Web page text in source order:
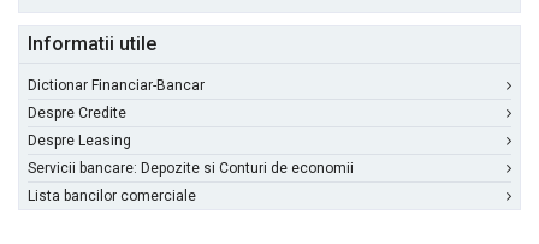
Informatii utile
Dictionar Financiar-Bancar
Despre Credite
Despre Leasing
Servicii bancare: Depozite si Conturi de economii
Lista bancilor comerciale